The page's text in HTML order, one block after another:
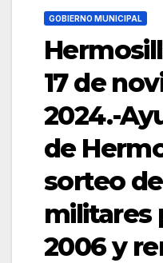
GOBIERNO MUNICIPAL
17 de
2024.-
de
sorteo
militares
2006 y